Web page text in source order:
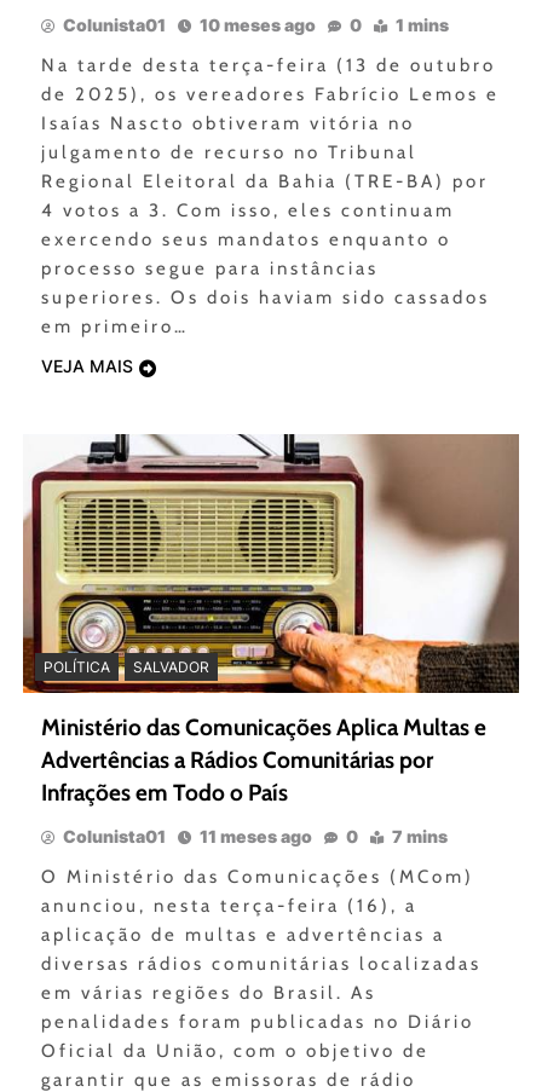
Colunista01 10 meses ago 0 1 mins
Na tarde desta terça-feira (13 de outubro
de 2025), os vereadores Fabrício Lemos e
Isaías Nascto obtiveram vitória no
julgamento de recurso no Tribunal
Regional Eleitoral da Bahia (TRE-BA) por
4 votos a 3. Com isso, eles continuam
exercendo seus mandatos enquanto o
processo segue para instâncias
superiores. Os dois haviam sido cassados
em primeiro…
VEJA MAIS
POLÍTICA SALVADOR
Ministério das Comunicações Aplica Multas e
Advertências a Rádios Comunitárias por
Infrações em Todo o País
Colunista01 11 meses ago 0 7 mins
O Ministério das Comunicações (MCom)
anunciou, nesta terça-feira (16), a
aplicação de multas e advertências a
diversas rádios comunitárias localizadas
em várias regiões do Brasil. As
penalidades foram publicadas no Diário
Oficial da União, com o objetivo de
garantir que as emissoras de rádio